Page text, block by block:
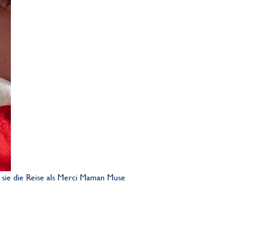
die Reise als Merci Maman Muse